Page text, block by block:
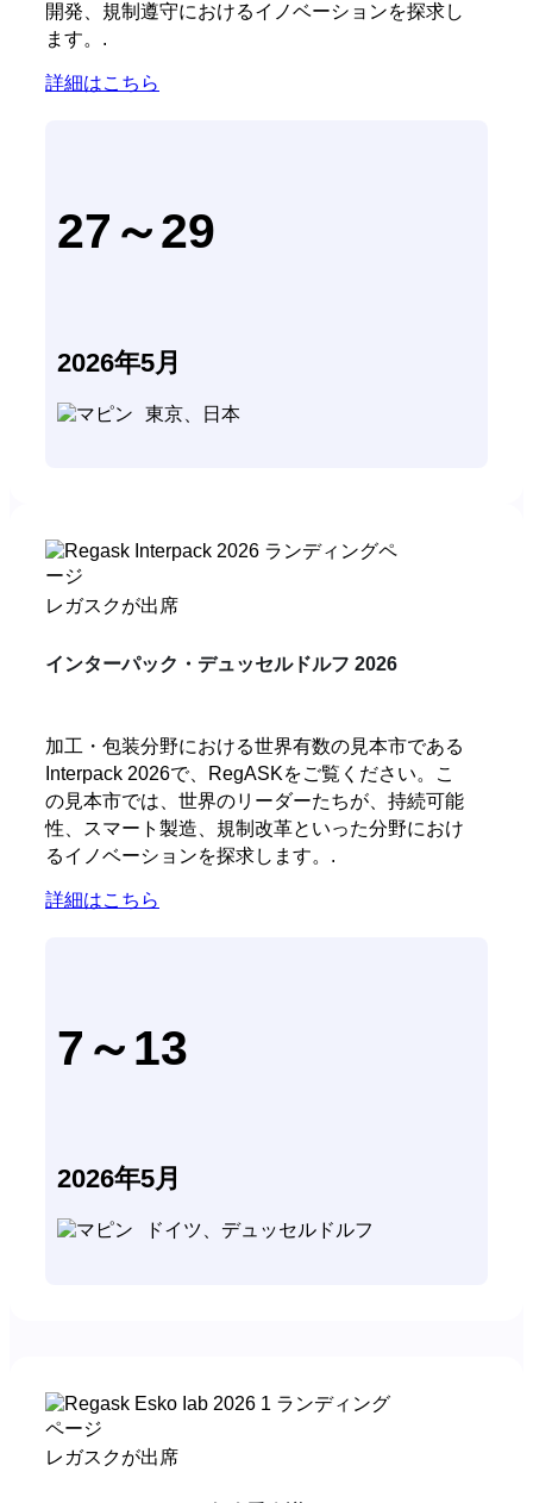
開発、規制遵守におけるイノベーションを探求し
ます。.
詳細はこちら
27～29
2026年5月
東京、日本
レガスクが出席
インターパック・デュッセルドルフ 2026
加工・包装分野における世界有数の見本市である
Interpack 2026で、RegASKをご覧ください。こ
の見本市では、世界のリーダーたちが、持続可能
性、スマート製造、規制改革といった分野におけ
るイノベーションを探求します。.
詳細はこちら
7～13
2026年5月
ドイツ、デュッセルドルフ
レガスクが出席